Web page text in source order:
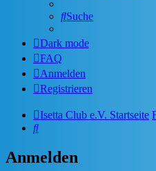
Suche
Dark mode
FAQ
Anmelden
Registrieren
Isetta Club e.V. Startseite
Suche
Anmelden